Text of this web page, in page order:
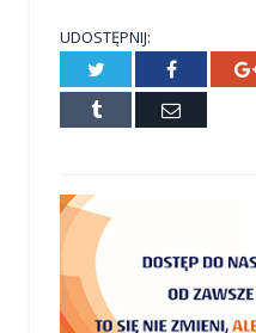
UDOSTĘPNIJ:
Twitter Facebook
Tumblr
E-